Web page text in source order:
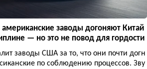
американские заводы догоняют Китай
— но это не повод для гордости
заводы США за то, что они почти догн
по соблюдению процессов. Зву